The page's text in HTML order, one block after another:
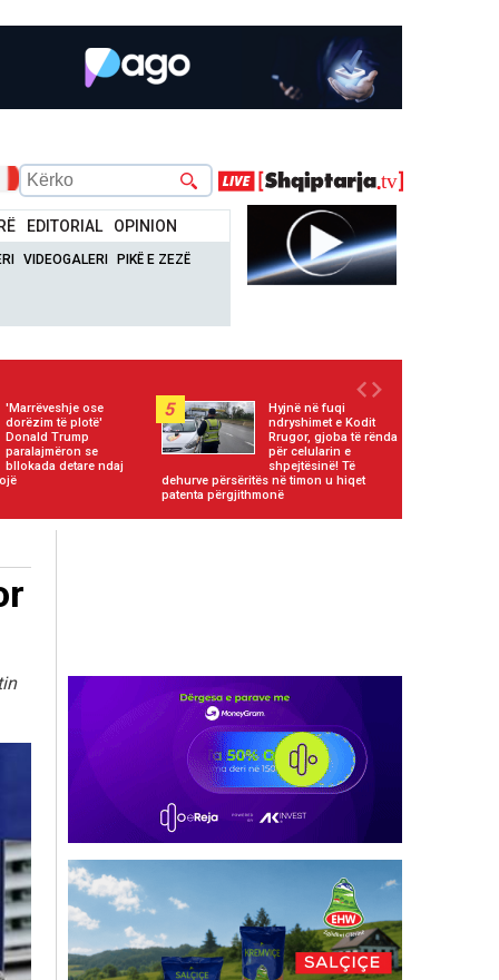
EDITORIAL OPINION
VIDEOGALERI PIKË E ZEZË
'Marrëveshje ose
dorëzim të plotë'
Donald Trump
paralajmëron se
bllokada detare ndaj
5
Hyjnë në fuqi
ndryshimet e Kodit
Rrugor, gjoba të rënda
për celularin e
shpejtësinë! Të
dehurve përsëritës në timon u hiqet
patenta përgjithmonë